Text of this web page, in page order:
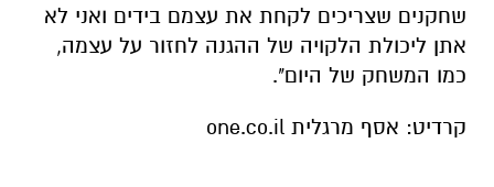
שחקנים שצריכים לקחת את עצמם בידים ואני לא
אתן ליכולת הלקויה של ההגנה לחזור על עצמה,
כמו המשחק של היום".
קרדיט: אסף מרגלית one.co.il